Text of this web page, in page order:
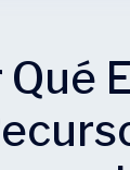
Qué